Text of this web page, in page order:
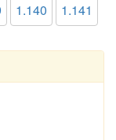
1.140 1.141